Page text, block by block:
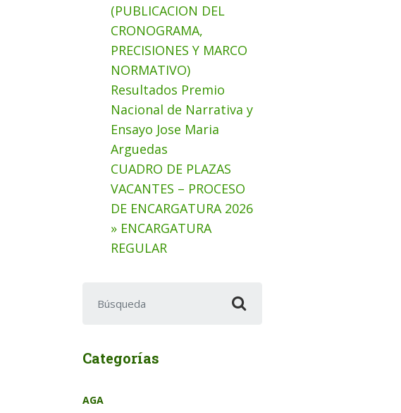
(PUBLICACION DEL
CRONOGRAMA,
PRECISIONES Y MARCO
NORMATIVO)
Resultados Premio
Nacional de Narrativa y
Ensayo Jose Maria
Arguedas
CUADRO DE PLAZAS
VACANTES – PROCESO
DE ENCARGATURA 2026
» ENCARGATURA
REGULAR
Categorías
AGA